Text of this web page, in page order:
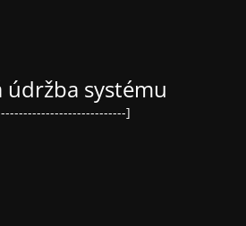
údržba systému
]